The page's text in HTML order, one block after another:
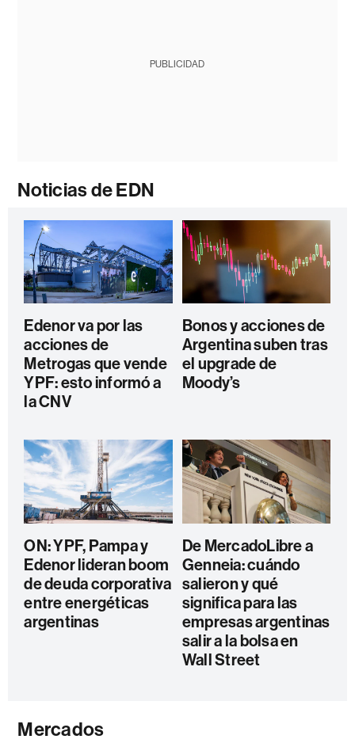
PUBLICIDAD
Noticias de EDN
Edenor va por las
acciones de
Metrogas que vende
YPF: esto informó a
la CNV
Bonos y acciones de
Argentina suben tras
el upgrade de
Moody’s
ON: YPF, Pampa y
Edenor lideran boom
de deuda corporativa
entre energéticas
argentinas
De MercadoLibre a
Genneia: cuándo
salieron y qué
significa para las
empresas argentinas
salir a la bolsa en
Wall Street
Mercados